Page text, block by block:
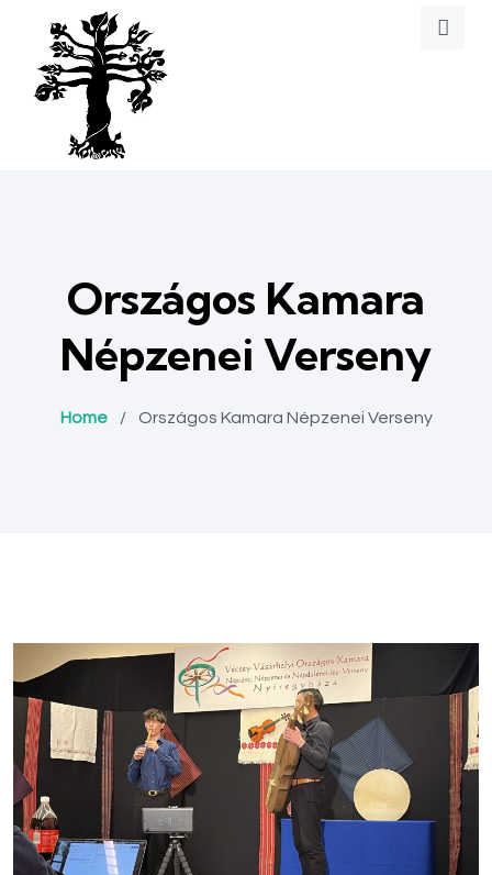
Országos Kamara
Népzenei Verseny
Home / Országos Kamara Népzenei Verseny